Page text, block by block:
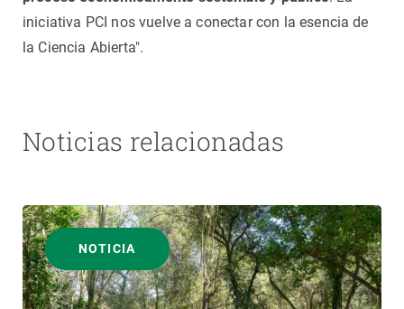
iniciativa PCI nos vuelve a conectar con la esencia de
la Ciencia Abierta".
Noticias relacionadas
NOTICIA